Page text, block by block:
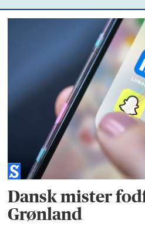
Dansk mister
Grønland